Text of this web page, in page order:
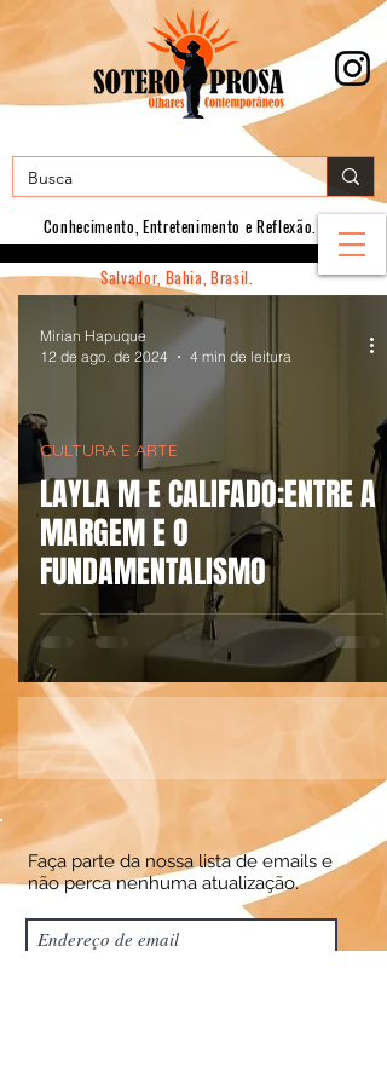
Conhecimento, Entretenimento e Reflexão.
Salvador, Bahia, Brasil.
LAYLA M E CALIFADO:ENTRE A
MARGEM E O
FUNDAMENTALISMO
CULTURA E ARTE
Mirian Hapuque
12 de ago. de 2024
4 min de leitura
Faça parte da nossa lista de emails e
não perca nenhuma atualização.